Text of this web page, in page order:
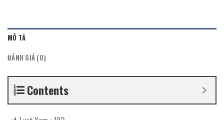
MÔ TẢ
ĐÁNH GIÁ (0)
Contents